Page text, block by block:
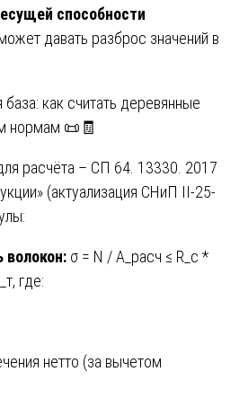
способности
давать разброс значений в
как считать деревянные
нормам 📜🧾
расчёта – СП 64. 13330. 2017
(актуализация СНиП II-25-
σ = N / A_расч ≤ R_c *
где:
нетто (за вычетом